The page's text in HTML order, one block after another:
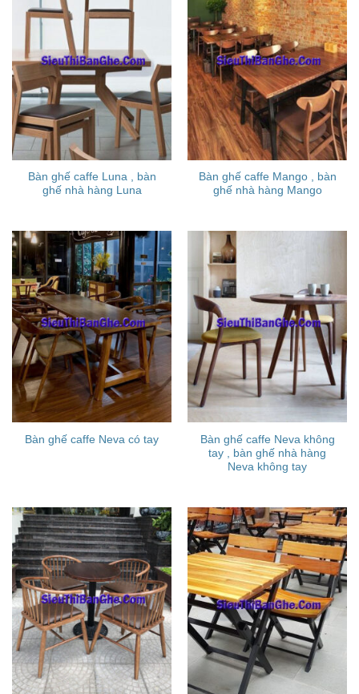
Bàn ghế caffe Luna , bàn
ghế nhà hàng Luna
Bàn ghế caffe Mango , bàn
ghế nhà hàng Mango
Bàn ghế caffe Neva có tay
Bàn ghế caffe Neva không
tay , bàn ghế nhà hàng
Neva không tay